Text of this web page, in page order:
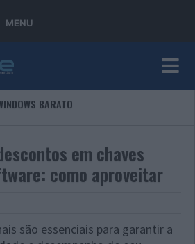
MENU
BARATO
em chaves
como aproveitar
são essenciais para garantir a